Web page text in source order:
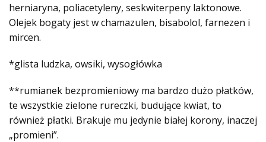
herniaryna, poliacetyleny, seskwiterpeny laktonowe.
Olejek bogaty jest w chamazulen, bisabolol, farnezen i
mircen.
*glista ludzka, owsiki, wysogłówka
**rumianek bezpromieniowy ma bardzo dużo płatków,
te wszystkie zielone rureczki, budujące kwiat, to
również płatki. Brakuje mu jedynie białej korony, inaczej
„promieni”.